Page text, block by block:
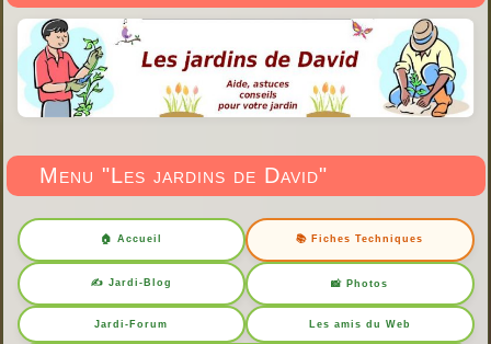
Menu "Les jardins de David"
🏠 Accueil 📚 Fiches Techniques
✍️ Jardi-Blog 📸 Photos
Jardi-Forum Les amis du Web